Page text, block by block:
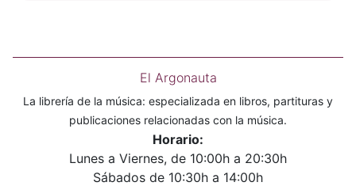
El Argonauta
La librería de la música: especializada en libros, partituras y
publicaciones relacionadas con la música.
Horario:
Lunes a Viernes, de 10:00h a 20:30h
Sábados de 10:30h a 14:00h